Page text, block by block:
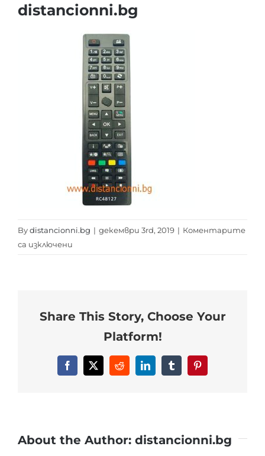
distancionni.bg
Bydistancionni.bg | декември 3rd, 2019 | Коментарите
са изключени
Share This Story, Choose Your
Platform!
Facebook
X RedditLinkedInTumblrPinterest
About the Author: distancionni.bg